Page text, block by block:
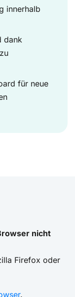
innerhalb
dank
für neue
nicht
Firefox oder
.